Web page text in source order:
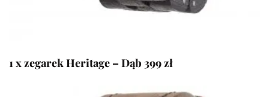
1 x zegarek Heritage – Dąb 399 zł